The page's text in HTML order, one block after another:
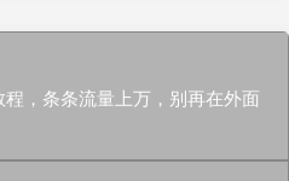
，条条流量上万，别再在外面